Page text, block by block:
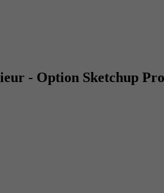
- Option Sketchup